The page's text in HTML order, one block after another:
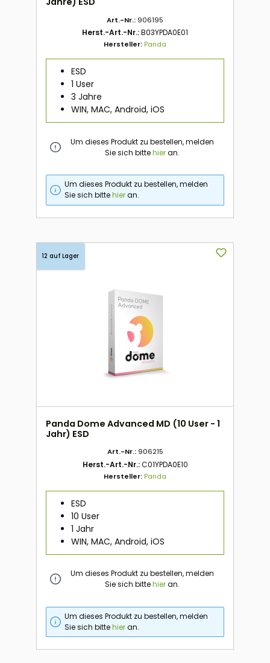
Art.-Nr.: 906195
Herst.-Art.-Nr.:B03YPDA0E01
Hersteller:Panda
ESD
1 User
3 Jahre
WIN, MAC, Android, iOS
Um dieses Produkt zu bestellen, melden
Sie sich bittehieran.
Um dieses Produkt zu bestellen, melden
Sie sich bittehieran.
12 auf Lager
Panda Dome Advanced MD (10 User - 1
Jahr) ESD
Art.-Nr.: 906215
Herst.-Art.-Nr.:C01YPDA0E10
Hersteller:Panda
ESD
10 User
1 Jahr
WIN, MAC, Android, iOS
Um dieses Produkt zu bestellen, melden
Sie sich bittehieran.
Um dieses Produkt zu bestellen, melden
Sie sich bittehieran.